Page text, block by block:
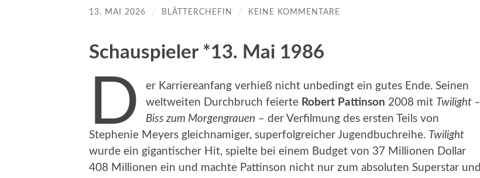
13. MAI 2026 / BLÄTTERCHEFIN / KEINE KOMMENTARE
Schauspieler *13. Mai 1986
D
er Karriereanfang verhieß nicht unbedingt ein gutes Ende. Seinen
weltweiten Durchbruch feierte Robert Pattinson 2008 mit Twilight –
Biss zum Morgengrauen – der Verfilmung des ersten Teils von
Stephenie Meyers gleichnamiger, superfolgreicher Jugendbuchreihe. Twilight
wurde ein gigantischer Hit, spielte bei einem Budget von 37 Millionen Dollar
408 Millionen ein und machte Pattinson nicht nur zum absoluten Superstar und